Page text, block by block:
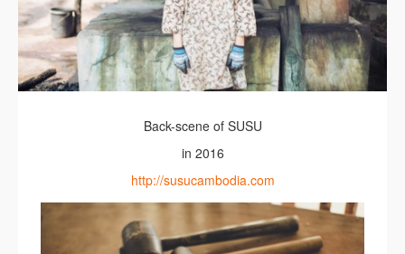
Back-scene of SUSU
in 2016
http://susucambodia.com